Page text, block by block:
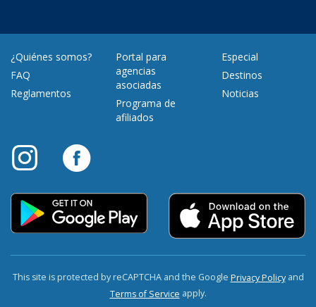
¿Quiénes somos?
FAQ
Reglamentos
Portal para
agencias
asociadas
Programa de
afiliados
Especial
Destinos
Noticias
This site is protected by reCAPTCHA and the Google Privacy Policyand
Terms of Service apply.